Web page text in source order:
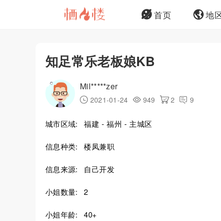
首页 地
知足常乐老板娘KB
Mil*****zer
2021-01-24 949 2 9
城市区域: 福建 - 福州 - 主城区
信息种类: 楼凤兼职
信息来源: 自己开发
小姐数量: 2
小姐年龄: 40+